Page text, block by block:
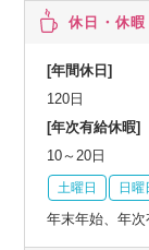
休日・休暇
[年間休日]
120日
[年次有給休暇]
10～20日
土曜日 日曜
年末年始、年次